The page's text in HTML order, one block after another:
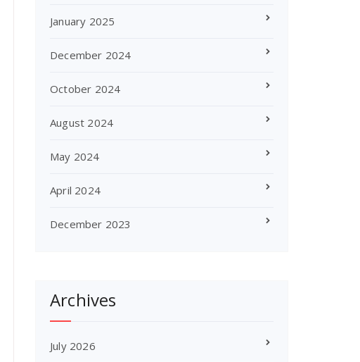
January 2025
December 2024
October 2024
August 2024
May 2024
April 2024
December 2023
Archives
July 2026